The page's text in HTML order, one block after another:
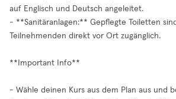
auf Englisch und Deutsch angeleitet.
- **Sanitäranlagen:** Gepflegte Toiletten
Teilnehmenden direkt vor Ort zugänglich.
**Important Info**
- Wähle deinen Kurs aus dem Plan aus und